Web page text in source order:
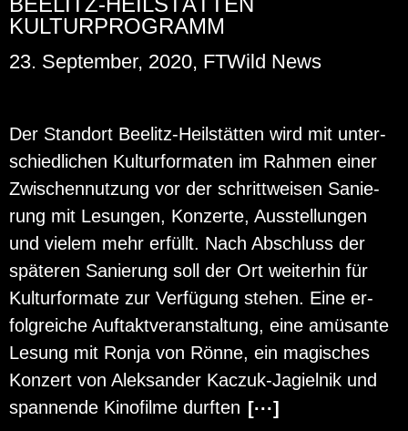
KULTURPROGRAMM
23. September, 2020, FTWild News
Der Stand­ort Bee­litz-Heil­stät­ten wird mit un­ter­
schied­li­chen Kul­tur­for­ma­ten im Rah­men einer
Zwi­schen­nut­zung vor der schritt­wei­sen Sa­nie­
rung mit Le­sun­gen, Kon­zer­te, Aus­stel­lun­gen
und vie­lem mehr er­füllt. Nach Ab­schluss der
spä­te­ren Sa­nie­rung soll der Ort wei­ter­hin für
Kul­tur­for­ma­te zur Ver­fü­gung ste­hen. Eine er­
folg­rei­che Auf­takt­ver­an­stal­tung, eine amü­san­te
Le­sung mit Ronja von Rönne, ein ma­gi­sches
Kon­zert von Aleksan­der Kac­zuk-Ja­giel­nik und
span­nen­de Ki­no­fil­me durf­ten [···]